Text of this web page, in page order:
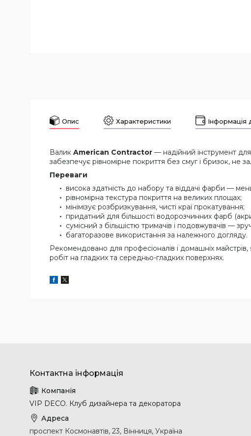
Опис Характеристики Інформація
Валик American Contractor — надійний інструмент
забезпечує рівномірне покриття без смуг і бризок, не
Переваги
висока здатність до набору та віддачі фарби —
рівномірна текстура покриття на великих площах;
мінімізує розбризкування, чисті краї прокатування;
придатний для більшості водорозчинних фарб
сумісний з більшістю тримачів і подовжувачів —
багаторазове використання за належного догляду.
Рекомендовано для професіоналів і домашніх майстрів,
робіт на гладких та середньо-гладких поверхнях.
VIP DECO. Клуб дизайнера та декоратора
проспект Космонавтів, 23, Вінниця, Україна